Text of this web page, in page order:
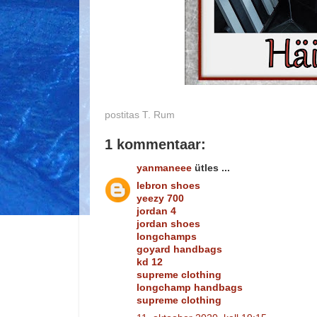
postitas T. Rum
1 kommentaar:
yanmaneee ütles ...
lebron shoes
yeezy 700
jordan 4
jordan shoes
longchamps
goyard handbags
kd 12
supreme clothing
longchamp handbags
supreme clothing